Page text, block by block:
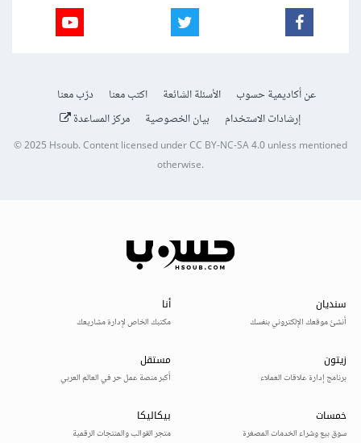
عن أكاديمية حسوب الأسئلة الشائعة اكتب معنا
درّب معنا
إرشادات الاستخدام
بيان الخصوصية مركز المساعدة
© 2025Hsoub.Content licensed underCC BY-NC-SA 4.0unless mentioned
otherwise.